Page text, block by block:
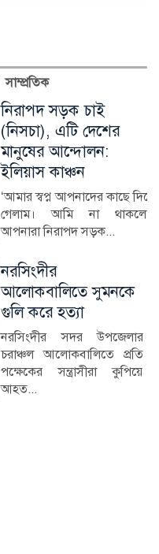
সাম্প্রতিক
পিরোজপুরে নির্মাণাধীন
মাদ্রাসা কাম সাইক্লোন
সেন্টার পরিদর্শন করেছেন
কাজী রওনাকুল ইসলাম
টিপু
পিরোজপুর প্রতিনিধি :
পিরোজপুরের কাউখালী উপজেলার
জোবাইরের ওপর হামলার
প্রতিবাদে কুড়িগ্রামে
সাংবাদিকদের মানববন্ধন
উলিপুরে জুলাই গণঅভ্যুত্থান
দিবসের অনুষ্ঠানে পেশাগত
দায়িত্ব পালনকালে স্টার নিউ...